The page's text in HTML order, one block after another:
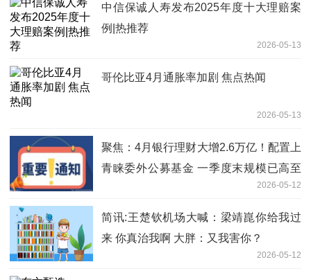
中信保诚人寿发布2025年度十大理赔案
例|热推荐
2026-05-13
哥伦比亚4月通胀率加剧 焦点热闻
2026-05-13
聚焦：4月银行理财大增2.6万亿！配置上
青睐委外公募基金 一季度末规模已高至
2026-05-12
简讯:王楚钦机场大喊：梁靖崑你给我过
来 你真治我啊 大胖：又我害你？
2026-05-12